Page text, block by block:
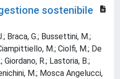
sostenibile
Braca, G.; Bussettini, M.;
M.; Ciolfi, M.; De
Giordano, R.; Lastoria, B.;
M.; Mosca Angelucci,